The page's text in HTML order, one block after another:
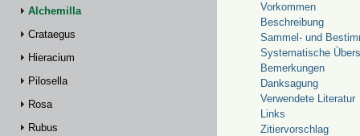
Alchemilla
Crataegus
Hieracium
Pilosella
Rosa
Rubus
Vorkommen
Beschreibung
Sammel- und
Systematische
Bemerkungen
Danksagung
Verwendete Literatur
Links
Zitiervorschlag